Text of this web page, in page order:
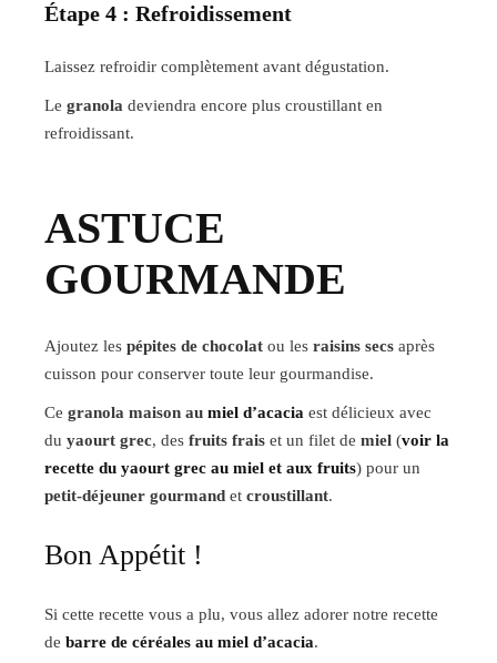
Étape 4 : Refroidissement
Laissez refroidir complètement avant dégustation.
Legranola deviendra encore plus croustillant en
refroidissant.
ASTUCE
GOURMANDE
Ajoutez lespépites de chocolat ou lesraisins secs après
cuisson pour conserver toute leur gourmandise.
Cegranola maison aumiel d’acacia est délicieux avec
duyaourt grec, desfruits frais et un filet de miel (voir la
recette du yaourt grec au miel et aux fruits) pour un
petit-déjeuner gourmand etcroustillant.
Bon Appétit !
Si cette recette vous a plu, vous allez adorer notre recette
debarre de céréales au miel d’acacia.